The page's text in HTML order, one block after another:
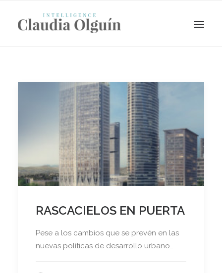
Search
RASCACIELOS EN PUERTA
Pese a los cambios que se prevén en las
nuevas políticas de desarrollo urbano…